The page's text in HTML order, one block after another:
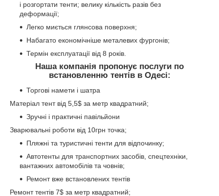
і розгортати тенти; велику кількість разів без
деформації;
Легко миється глянсова поверхня;
Набагато економічніше металевих фургонів;
Термін експлуатації від 8 років.
Наша компанія пропонує послуги по
встановленню тентів в Одесі:
Торгові намети і шатра
Матеріал тент від 5,5$ за метр квадратний;
Зручні і практичні павільйони
Зварювальні роботи від 10грн точка;
Пляжні та туристичні тенти для відпочинку;
Автотенты для транспортних засобів, спецтехніки,
вантажних автомобілів та човнів;
Ремонт вже встановлених тентів
Ремонт тентів 7$ за метр квадратний;